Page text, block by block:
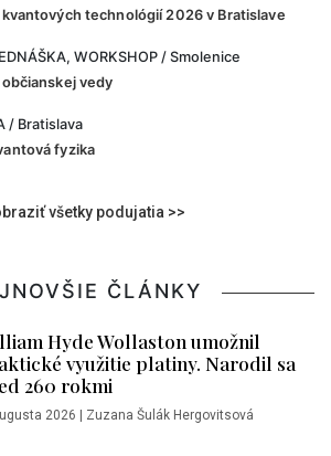
kvantových technológií 2026 v Bratislave
WORKSHOP / Smolenice
vedy
/ Bratislava
fyzika
všetky podujatia >>
ČLÁNKY
Hyde Wollaston umožnil
využitie platiny. Narodil sa
260 rokmi
2026 Zuzana Šulák Hergovitsová